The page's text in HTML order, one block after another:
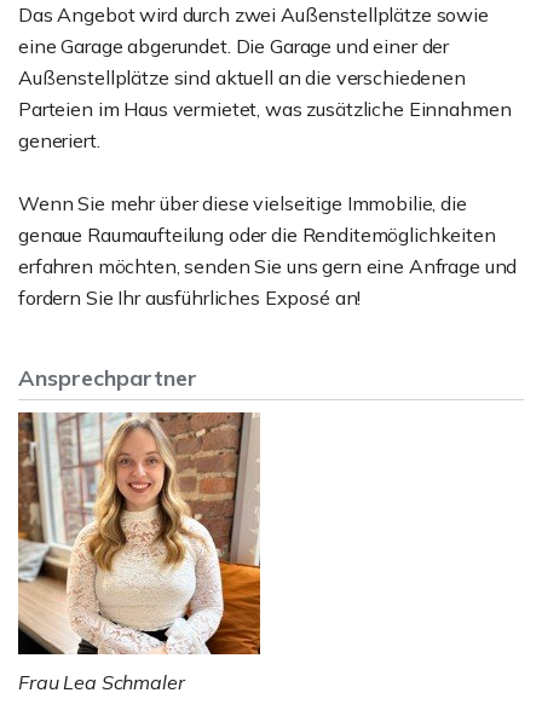
Das Angebot wird durch zwei Außenstellplätze sowie
eine Garage abgerundet. Die Garage und einer der
Außenstellplätze sind aktuell an die verschiedenen
Parteien im Haus vermietet, was zusätzliche Einnahmen
generiert.
Wenn Sie mehr über diese vielseitige Immobilie, die
genaue Raumaufteilung oder die Renditemöglichkeiten
erfahren möchten, senden Sie uns gern eine Anfrage und
fordern Sie Ihr ausführliches Exposé an!
Ansprechpartner
Frau Lea Schmaler